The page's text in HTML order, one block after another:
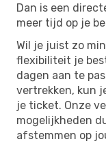
Dan is een
meer tijd op je
Wil je juist zo
flexibiliteit je
dagen aan te
vertrekken, kun
je ticket. Onze
mogelijkheden
afstemmen op